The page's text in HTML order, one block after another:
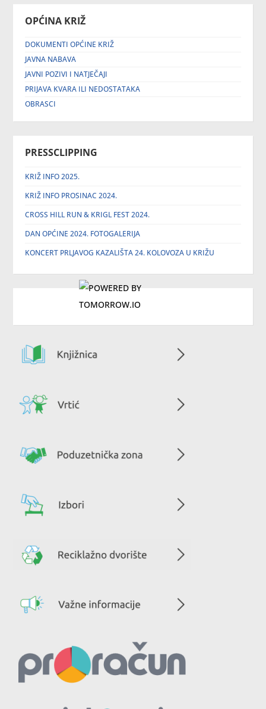
OPĆINA KRIŽ
DOKUMENTI OPĆINE KRIŽ
JAVNA NABAVA
JAVNI POZIVI I NATJEČAJI
PRIJAVA KVARA ILI NEDOSTATAKA
OBRASCI
PRESSCLIPPING
KRIŽ INFO 2025.
KRIŽ INFO PROSINAC 2024.
CROSS HILL RUN & KRIGL FEST 2024.
DAN OPĆINE 2024. FOTOGALERIJA
KONCERT PRLJAVOG KAZALIŠTA 24. KOLOVOZA U KRIŽU